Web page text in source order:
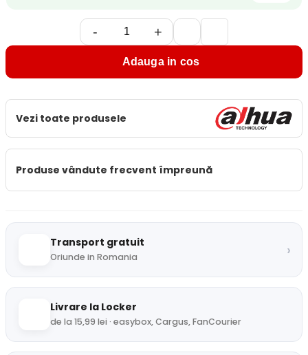
- +
Adauga in cos
Vezi toate produsele
Produse vândute frecvent împreună
Transport gratuit
Oriunde in Romania ›
Livrare la Locker
de la 15,99 lei · easybox, Cargus, FanCourier